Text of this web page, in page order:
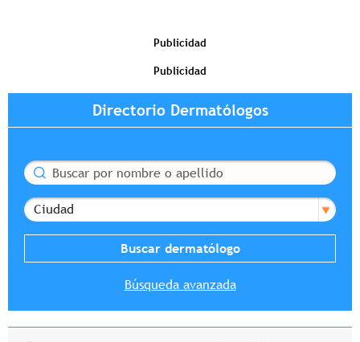
Publicidad
Publicidad
Directorio Dermatólogos
Buscar
Ciudad
Búsqueda avanzada